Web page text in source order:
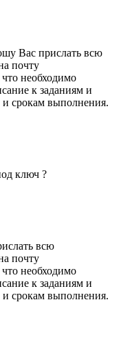
Вас прислать всю
почту
необходимо
к заданиям и
срокам выполнения.
ключ ?
всю
почту
необходимо
к заданиям и
срокам выполнения.